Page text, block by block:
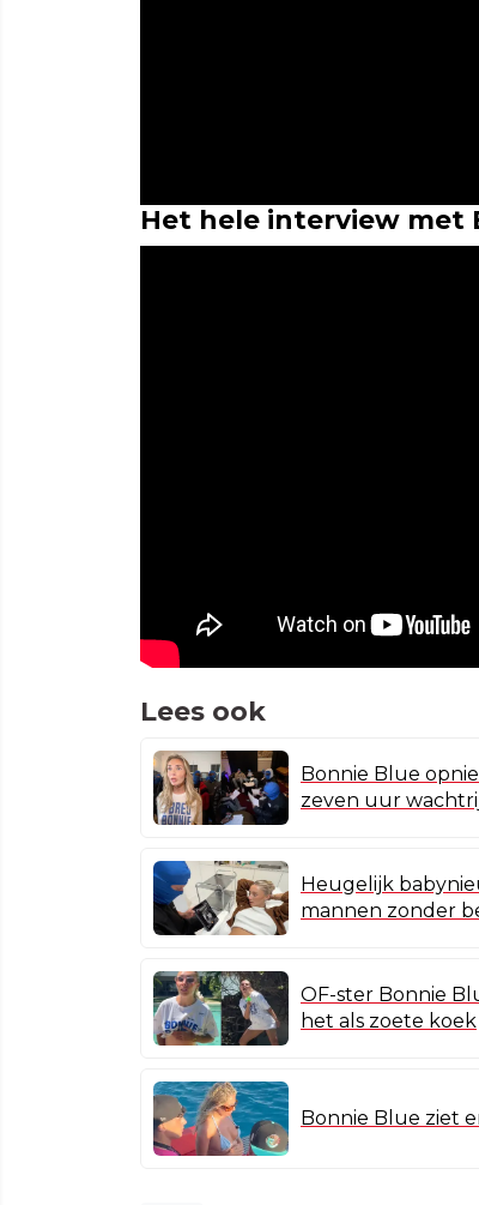
Het hele interview met
Lees ook
Bonnie Blue
zeven uur
Heugelijk
mannen zonder
OF-ster Bonnie
het als zoete koek
Bonnie Blue ziet